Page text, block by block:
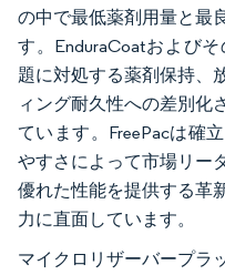
の中で最低薬剤用量と最
す。EnduraCoatおよび
題に対処する薬剤保持、
ィング耐久性への差別化
ています。FreePacは確
やすさによって市場リー
優れた性能を提供する革
力に直面しています。
マイクロリザーバープラ